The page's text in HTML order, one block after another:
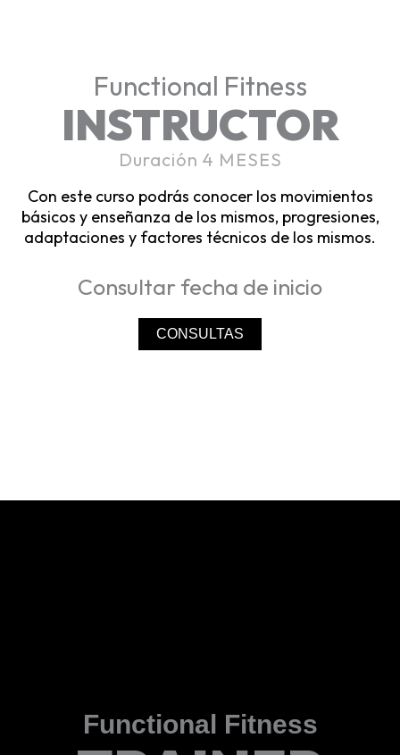
Functional Fitness
INSTRUCTOR
Duración 4 MESES
Con este curso podrás conocer los movimientos
básicos y enseñanza de los mismos, progresiones,
adaptaciones y factores técnicos de los mismos.
Consultar fecha de inicio
CONSULTAS
Functional Fitness